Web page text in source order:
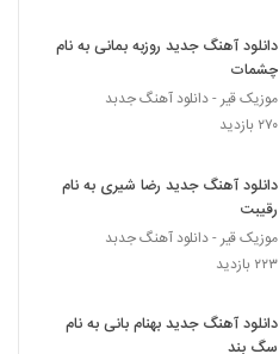
دانلود آهنگ جدید روزبه بمانی به نام
چشمات
موزیک قیر - دانلود آهنگ جدبد
۲۷۰ بازدید
دانلود آهنگ جدید رضا شیری به نام
رقیبت
موزیک قیر - دانلود آهنگ جدبد
۲۲۳ بازدید
دانلود آهنگ جدید بهنام بانی به نام
سگ بند